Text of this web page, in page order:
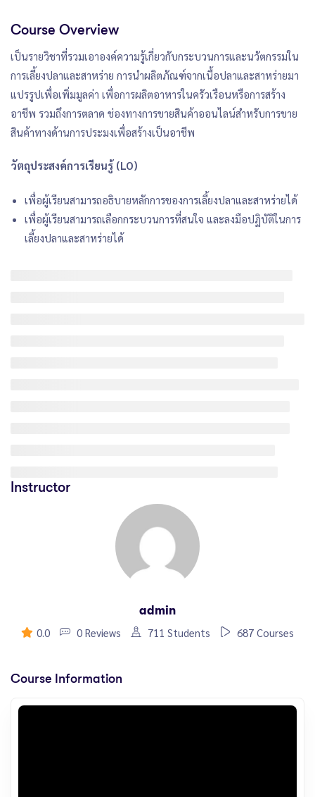
Course Overview
เป็นรายวิชาที่รวมเอาองค์ความรู้เกี่ยวกับกระบวนการและนวัตกรรมใน
การเลี้ยงปลาและสาหร่าย การนำผลิตภัณฑ์จากเนื้อปลาและสาหร่ายมา
แปรรูปเพื่อเพิ่มมูลค่า เพื่อการผลิตอาหารในครัวเรือนหรือการสร้าง
อาชีพ รวมถึงการตลาด ช่องทางการขายสินค้าออนไลน์สำหรับการขาย
สินค้าทางด้านการประมงเพื่อสร้างเป็นอาชีพ
วัตถุประสงค์การเรียนรู้ (LO)
เพื่อผู้เรียนสามารถอธิบายหลักการของการเลี้ยงปลาและสาหร่ายได้
เพื่อผู้เรียนสามารถเลือกกระบวนการที่สนใจ และลงมือปฏิบัติในการ
เลี้ยงปลาและสาหร่ายได้
Instructor
admin
0.0
0 Reviews 711 Students 687 Courses
Course Information